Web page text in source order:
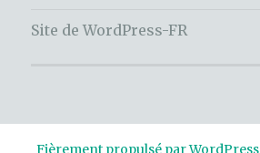
Site de WordPress-FR
Fièrement propulsé par WordPress